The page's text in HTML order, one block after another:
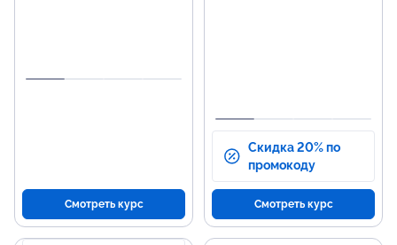
Смотреть курс
Скидка 20% по
промокоду
Смотреть курс